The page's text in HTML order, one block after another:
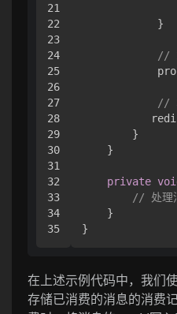
21
22
23
24
25
26
27
28
29
30
31
32
33
34
            }
//
//
        }
    }
private
// 处理
    }
在上述示例代码中，我们
存储已消费的消息的消费